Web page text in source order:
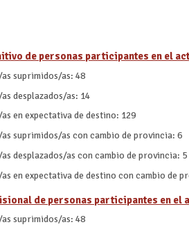
de personas participantes en el
suprimidos/as: 48
desplazados/as: 14
en expectativa de destino: 129
suprimidos/as con cambio de provincia: 6
desplazados/as con cambio de provincia: 5
en expectativa de destino con cambio de
de personas participantes en el
suprimidos/as: 48